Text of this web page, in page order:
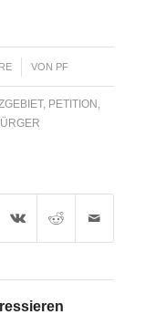
VON PF
, PETITION